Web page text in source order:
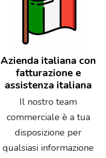
Azienda italiana con
fatturazione e
assistenza italiana
Il nostro team
commerciale è a tua
disposizione per
qualsiasi informazione